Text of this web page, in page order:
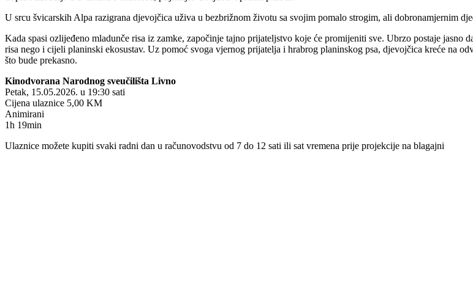
U srcu švicarskih Alpa razigrana djevojčica uživa u bezbrižnom životu sa svojim pomalo strogim, ali dobronamjernim
Kada spasi ozlijeđeno mladunče risa iz zamke, započinje tajno prijateljstvo koje će promijeniti sve. Ubrzo postaje
risa nego i cijeli planinski ekosustav. Uz pomoć svoga vjernog prijatelja i hrabrog planinskog psa, djevojčica kreće na
što bude prekasno.
Kinodvorana Narodnog sveučilišta Livno
Petak, 15.05.2026. u 19:30 sati
Cijena ulaznice 5,00 KM
Animirani
1h 19min
Ulaznice možete kupiti svaki radni dan u računovodstvu od 7 do 12 sati ili sat vremena prije projekcije na blagajni